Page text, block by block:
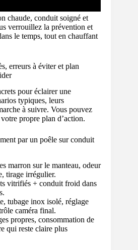
chaude, conduit soigné et
verrouillez la prévention et
le temps, tout en chauffant
erreurs à éviter et plan
pour éclairer une
typiques, leurs
à suivre. Vous pouvez
propre plan d’action.
par un poêle sur conduit
marron sur le manteau, odeur
tirage irrégulier.
vitrifiés + conduit froid dans
tubage inox isolé, réglage
caméra final.
propres, consommation de
qui reste claire plus